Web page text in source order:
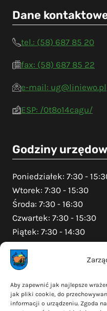
Aby zapewnić jak najlepsze
jak pliki cookie, do
informacji o urządzeniu. Zgoda
Dane
tel.: (58) 687 85 20
fax: (58) 687 85 22
e-mail: ug@liniewo.pl
ESP: /0t8o14cagu/
Godziny
Poniedziałek: 7:30 -
Wtorek: 7:30 - 15:30
Środa: 7:30 - 16:30
Czwartek: 7:30 - 15:30
Piątek: 7:30 - 14:30
Na skróty
Polityka prywatności